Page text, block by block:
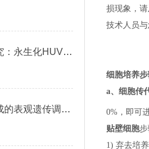
助力心血管疾病研究：永生化HUVEC!
解析小鼠原肠期形成的表观遗传调控规律
损现象，
技术人员
细胞培养
a、 细胞传
0%，即可
贴壁细胞
1) 弃去培